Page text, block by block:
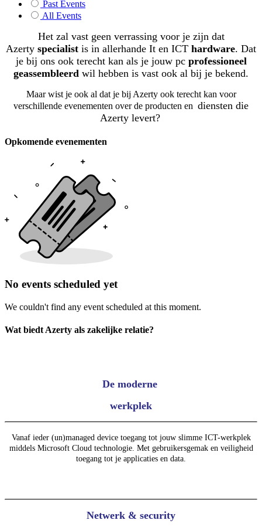
Past Events
All Events
Het zal vast geen verrassing voor je zijn dat
Azerty specialist is in allerhande It en ICT hardware. Dat
je bij ons ook terecht kan als je jouw pc professioneel
geassembleerd wil hebben is vast ook al bij je bekend.
Maar wist je ook al dat je bij Azerty ook terecht kan voor
verschillende evenementen over de producten en diensten die
Azerty levert?
Opkomende evenementen
No events scheduled yet
We couldn't find any event scheduled at this moment.
Wat biedt Azerty als zakelijke relatie?
De moderne
werkplek
Vanaf ieder (un)managed device toegang tot jouw slimme ICT-werkplek
middels Microsoft Cloud technologie. Met gebruikersgemak en veiligheid
toegang tot je applicaties en data.
Netwerk & security